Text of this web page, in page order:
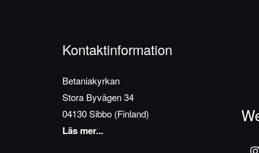
Kontaktinformation
Betaniakyrkan
Stora Byvägen 34
04130 Sibbo (Finland)
Läs mer...